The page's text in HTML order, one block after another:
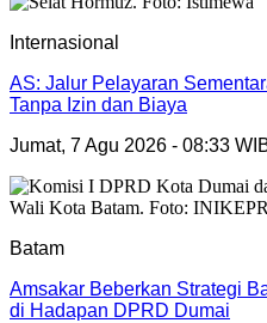
Internasional
AS: Jalur Pelayaran
Tanpa Izin dan Biaya
Jumat, 7 Agu 2026 - 08:33
Batam
Amsakar Beberkan Strategi
di Hadapan DPRD Dumai